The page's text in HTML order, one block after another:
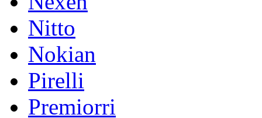
Nitto
Nokian
Pirelli
Premiorri